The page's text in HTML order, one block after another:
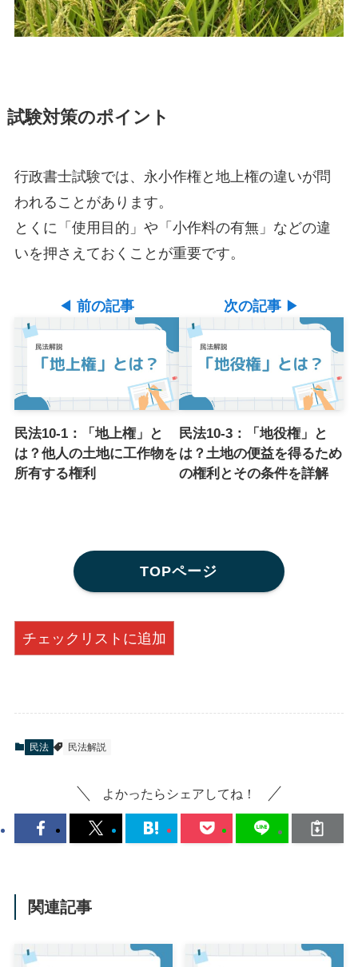
試験対策のポイント
行政書士試験では、永小作権と地上権の違いが問
われることがあります。
とくに「使用目的」や「小作料の有無」などの違
いを押さえておくことが重要です。
◀前の記事
民法10-1：「地上権」と
は？他人の土地に工作物を
所有する権利
次の記事▶
民法10-3：「地役権」と
は？土地の便益を得るため
の権利とその条件を詳解
TOPページ
チェックリストに追加
民法 民法解説
よかったらシェアしてね！
関連記事